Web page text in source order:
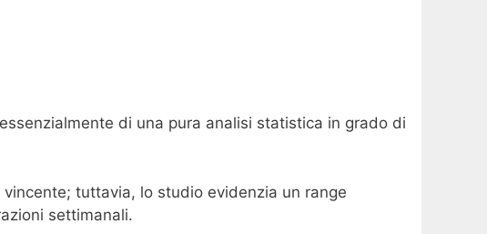
di una pura analisi statistica in grado di
tuttavia, lo studio evidenzia un range
settimanali.